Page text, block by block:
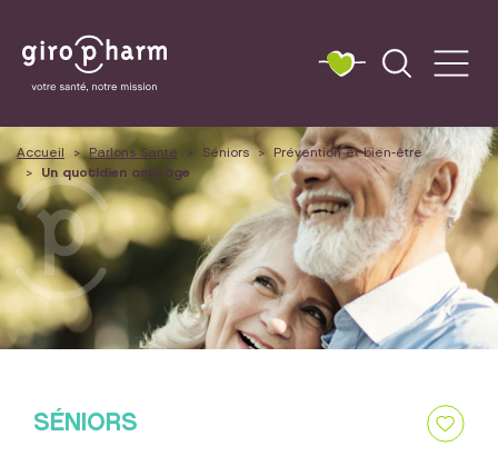
Accueil Parlons Santé Séniors
Prévention et bien-être
Un quotidien anti-âge
SÉNIORS